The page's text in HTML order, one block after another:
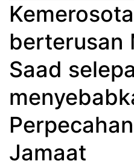
berterusan
Saad
Jamaat